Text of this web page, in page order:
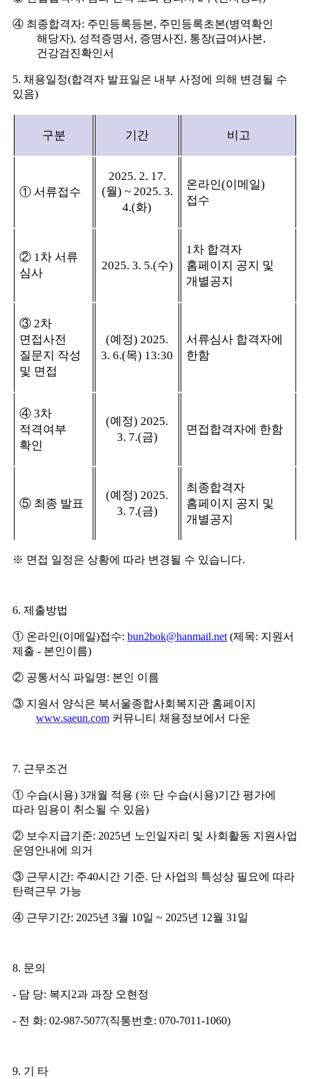
④ 최종합격자: 주민등록등본, 주민등록초본(병역확인
해당자), 성적증명서 , 증명사진, 통장(급여)사본,
건강검진확인서
5. 채용일정(합격자 발표일은 내부 사정에 의해 변경될 수
있음)
구분 기간 비고
① 서류접수
2025. 2. 17.
(월) ~ 2025. 3.
4.(화)
온라인(이메일)
접수
② 1 차 서류
심사
2025. 3. 5.(수)
1 차 합격자
홈페이지 공지 및
개별공지
③ 2차
면접사전
질문지 작성
및 면접
(예정) 2025.
3. 6.(목) 13:30
서류심사 합격자에
한함
④ 3차
적격여부
확인
(예정) 2025.
3. 7.(금)
면접합격자에 한함
⑤ 최종 발표
(예정) 2025.
3. 7.(금)
최종합격자
홈페이지 공지 및
개별공지
※ 면접 일정은 상황에 따라 변경될 수 있습니다.
6. 제출방법
① 온라인(이메일)접수: bun2bok@hanmail.net (제목: 지원서
제출 - 본인이름)
② 공통서식 파일명: 본인 이름
③ 지원서 양식은 북서울종합사회복지관 홈페이지
www.saeun.com 커뮤니티 채용정보에서 다운
7. 근무조건
① 수습(시용) 3개월 적용 (※ 단 수습(시용)기간 평가에
따라 임용이 취소될 수 있음)
② 보수지급기준: 2025년 노인일자리 및 사회활동 지원사업
운영안내에 의거
③ 근무시간: 주40시간 기준. 단 사업의 특성상 필요에 따라
탄력근무 가능
④ 근무기간: 2025년 3월 10일 ~ 2025년 12월 31 일
8. 문의
- 담 당: 복지 2과 과장 오현정
- 전 화: 02-987-5077(직통번호: 070-7011-1060)
9. 기 타